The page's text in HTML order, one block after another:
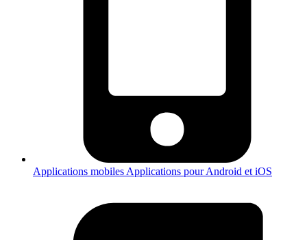
Applications mobiles Applications pour Android et iOS